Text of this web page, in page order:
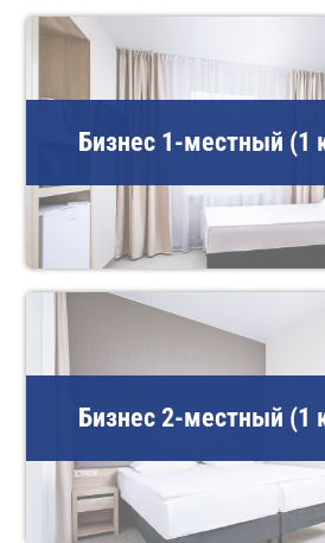
Бизнес 1-местный (1
Бизнес 2-местный (1